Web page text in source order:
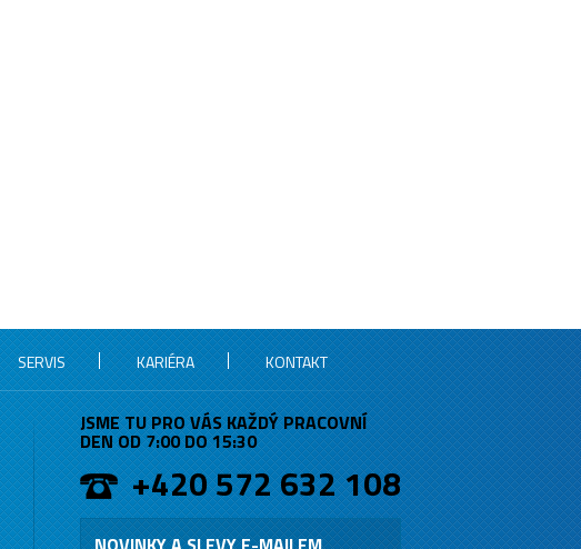
SERVIS KARIÉRA KONTAKT
JSME TU PRO VÁS KAŽDÝ PRACOVNÍ
DEN OD 7:00 DO 15:30
+420 572 632 108